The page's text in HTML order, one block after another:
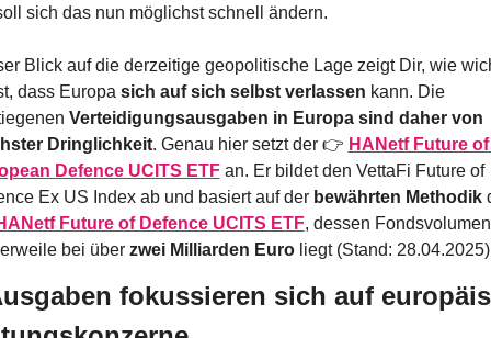
sich das nun möglichst schnell ändern.
Blick auf die derzeitige geopolitische Lage zeigt Dir, wie
dass Europa sich auf sich selbst verlassen kann. Die
Verteidigungsausgaben in Europa sind daher von
Dringlichkeit. Genau hier setzt der 👉 HANetf Future of
Defence UCITS ETF an. Er bildet den VettaFi Future of
Ex US Index ab und basiert auf der bewährten Methodik
Future of Defence UCITS ETF, dessen Fondsvolumen
bei über zwei Milliarden Euro liegt (Stand:
fokussieren sich auf